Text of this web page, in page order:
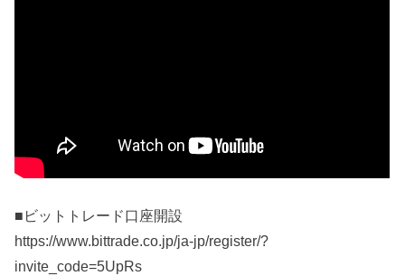
■ビットトレード口座開設
https://www.bittrade.co.jp/ja-jp/register/?
invite_code=5UpRs